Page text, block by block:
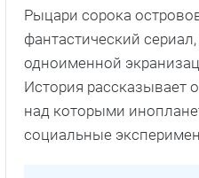
Рыцари сорока
фантастический
одноименной
История рассказывает
над которыми
социальные